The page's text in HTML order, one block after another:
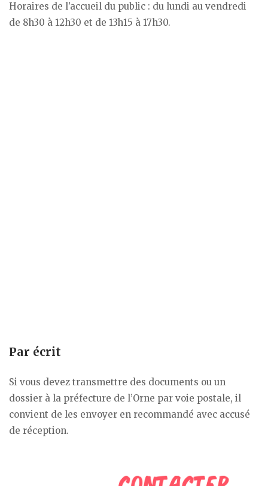
Horaires de l’accueil du public : du lundi au vendredi
de 8h30 à 12h30 et de 13h15 à 17h30.
Par écrit
Si vous devez transmettre des documents ou un
dossier à la préfecture de l’Orne par voie postale, il
convient de les envoyer en recommandé avec accusé
de réception.